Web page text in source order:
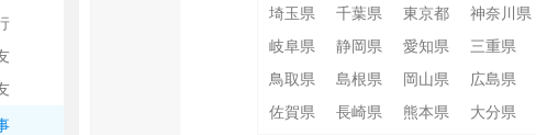
埼玉県
千葉県 東京都 神奈川県
岐阜県
静岡県 愛知県 三重県
鳥取県
島根県 岡山県 広島県
佐賀県
長崎県 熊本県 大分県